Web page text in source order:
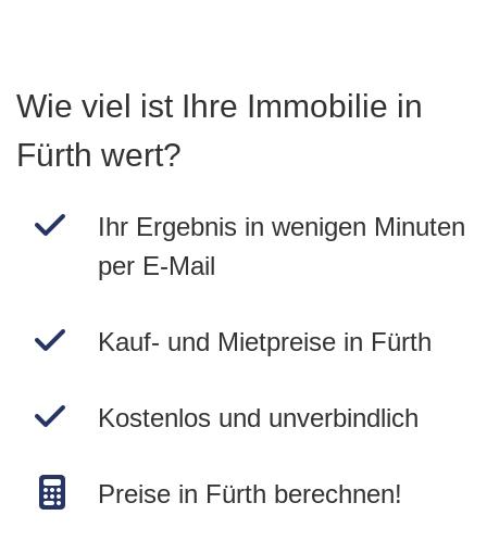
Wie viel ist Ihre Immobilie in
Fürth wert?
Ihr Ergebnis in wenigen Minuten
per E-Mail
Kauf- und Mietpreise in Fürth
Kostenlos und unverbindlich
Preise in Fürth berechnen!